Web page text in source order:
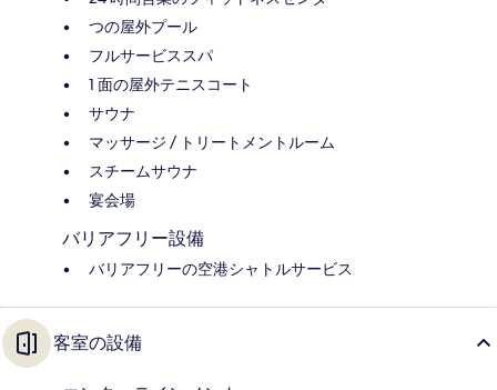
つの屋外プール
フルサービススパ
1 面の屋外テニスコート
サウナ
マッサージ / トリートメントルーム
スチームサウナ
宴会場
バリアフリー設備
バリアフリーの空港シャトルサービス
客室の設備